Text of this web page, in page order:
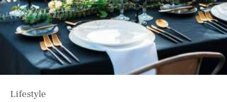
Lifestyle